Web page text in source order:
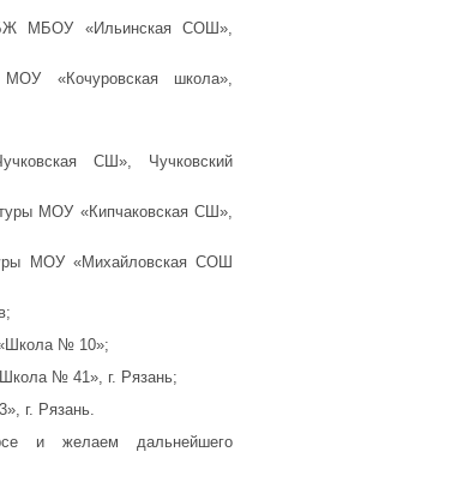
ОБЖ МБОУ «Ильинская СОШ»,
«Кочуровская школа»,
СШ», Чучковский
МОУ «Кипчаковская СШ»,
МОУ «Михайловская СОШ
№ 10»;
№ 41», г. Рязань;
г. Рязань.
и желаем дальнейшего